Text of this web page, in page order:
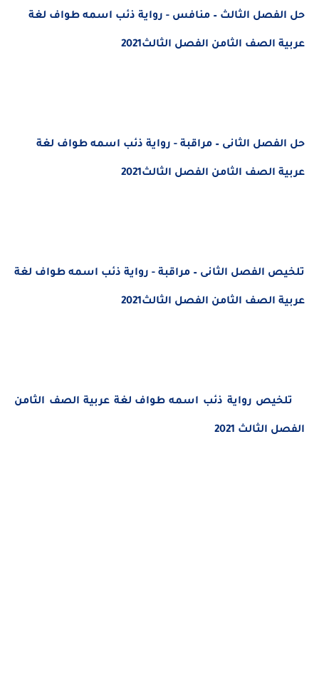
حل الفصل الثالث – منافس - رواية ذئب اسمه طواف لغة
عربية الصف الثامن الفصل الثالث2021
حل الفصل الثانى – مراقبة - رواية ذئب اسمه طواف لغة
عربية الصف الثامن الفصل الثالث2021
تلخيص الفصل الثانى – مراقبة - رواية ذئب اسمه طواف لغة
عربية الصف الثامن الفصل الثالث2021
تلخيص رواية ذئب اسمه طواف لغة عربية الصف الثامن
الفصل الثالث 2021